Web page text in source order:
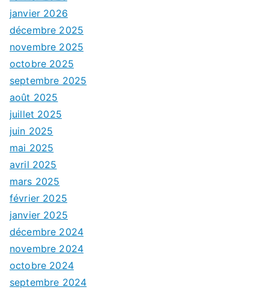
janvier 2026
décembre 2025
novembre 2025
octobre 2025
septembre 2025
août 2025
juillet 2025
juin 2025
mai 2025
avril 2025
mars 2025
février 2025
janvier 2025
décembre 2024
novembre 2024
octobre 2024
septembre 2024